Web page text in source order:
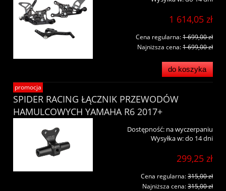
1 614,05 zł
Cena regularna:1 699,00 zł
Najniższa cena:1 699,00 zł
do koszyka
SPIDER RACING ŁĄCZNIK PRZEWODÓW
HAMULCOWYCH YAMAHA R6 2017+
Dostępność: na wyczerpaniu
Wysyłka w:do 14 dni
299,25 zł
Cena regularna:315,00 zł
Najniższa cena:315,00 zł
promocja